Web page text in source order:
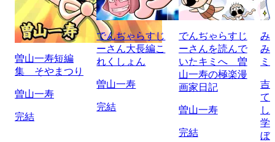
曽山一寿短編
集 そやまつり
曽山一寿
完結
でんぢゃらすじ
ーさん大長編こ
れくしょん
曽山一寿
完結
でんぢゃらすじ
ーさんを読んで
いたキミへ 曽
山一寿の極楽漫
画家日記
曽山一寿
完結
み
み
ミ
吉
て
し
学
ぼ/